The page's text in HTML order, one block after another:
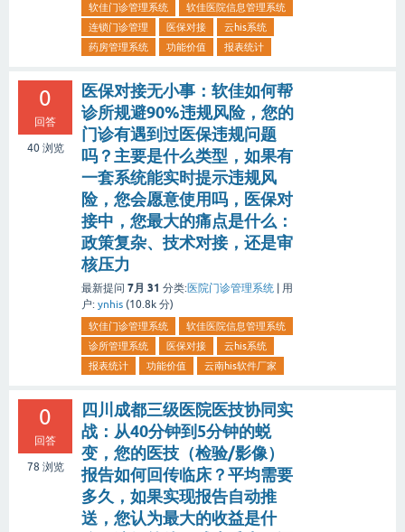
软佳门诊管理系统
软佳医院信息管理系统
连锁门诊管理
医保对接
云his系统
药房管理系统
功能价值 报表统计
0
回答
40浏览
医保对接无小事：软佳如何帮
诊所规避90%违规风险，您的
门诊有遇到过医保违规问题
吗？主要是什么类型，如果有
一套系统能实时提示违规风
险，您会愿意使用吗，医保对
接中，您最大的痛点是什么：
政策复杂、技术对接，还是审
核压力
最新提问 7月 31 分类:医院门诊管理系统 | 用
户: ynhis (10.8k 分)
软佳门诊管理系统
软佳医院信息管理系统
诊所管理系统
医保对接
云his系统
报表统计
功能价值 云南his软件厂家
0
回答
78 浏览
四川成都三级医院医技协同实
战：从40分钟到5分钟的蜕
变，您的医技（检验/影像）
报告如何回传临床？平均需要
多久，如果实现报告自动推
送，您认为最大的收益是什